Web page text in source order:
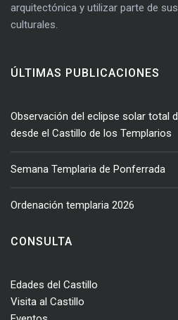
arquitectónica y utilizar parte de
culturales.
ÚLTIMAS PUBLICACIONES
Observación del eclipse solar total
desde el Castillo de los Templarios
Semana Templaria de Ponferrada
Ordenación templaria 2026
CONSULTA
Edades del Castillo
Visita al Castillo